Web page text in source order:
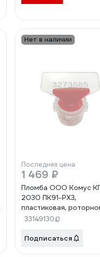
Нет в наличии
Последняя цена
1 469 ₽
Пломба ООО Комус
2030 ПК91-РХ3,
пластиковая,
типа, цвет красный, 100
33149130
Подписаться